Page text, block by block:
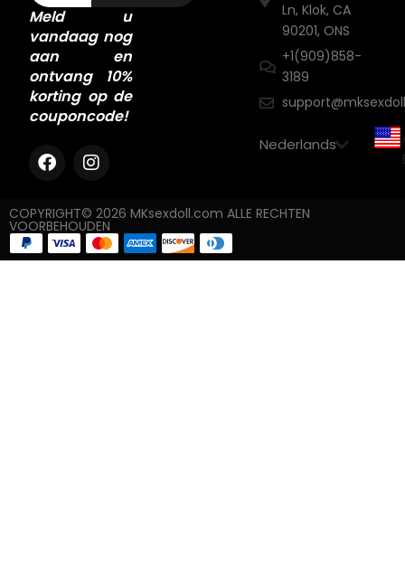
Meld u
vandaag nog
aan en
ontvang 10%
korting op de
couponcode!
Ln, Klok, CA
90201, ONS
+1(909)858-
3189
COPYRIGHT© 2026 MKsexdoll.com ALLE RECHTEN
VOORBEHOUDEN